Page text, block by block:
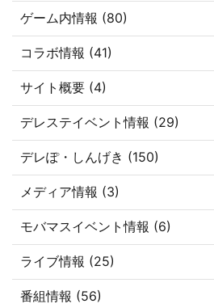
ゲーム内情報 (80)
コラボ情報 (41)
サイト概要 (4)
デレステイベント情報 (29)
デレぽ・しんげき (150)
メディア情報 (3)
モバマスイベント情報 (6)
ライブ情報 (25)
番組情報 (56)